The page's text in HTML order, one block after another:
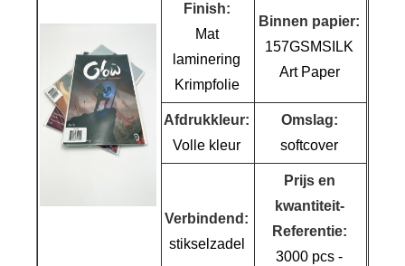
Finish:
Mat
laminering
Krimpfolie
Binnen papier:
157GSMSILK
Art Paper
Afdrukkleur:
Volle kleur
Omslag:
softcover
Verbindend:
stikselzadel
Prijs en
kwantiteit-
Referentie:
3000 pcs -